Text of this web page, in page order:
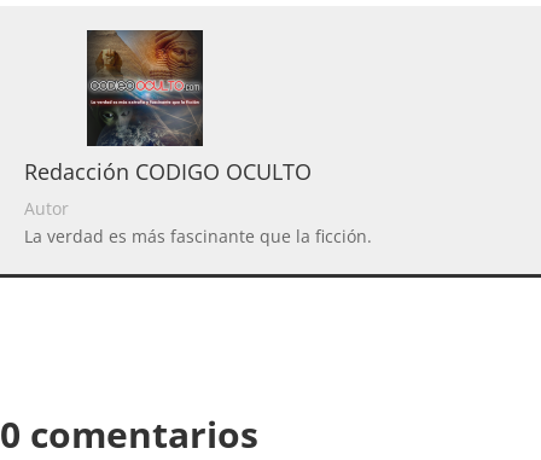
Redacción CODIGO OCULTO
Autor
La verdad es más fascinante que la ficción.
0 comentarios